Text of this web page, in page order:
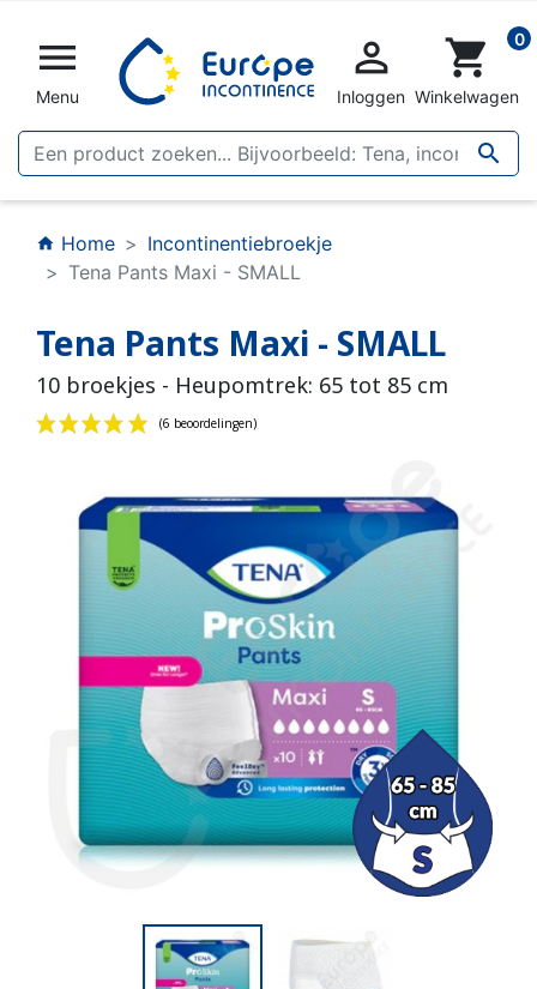

Menu


Inloggen
shopping_cart 0
Winkelwagen
home Home
Incontinentiebroekje
Tena Pants Maxi - SMALL
Tena Pants Maxi - SMALL
10 broekjes - Heupomtrek: 65 tot 85 cm
(6 beoordelingen)